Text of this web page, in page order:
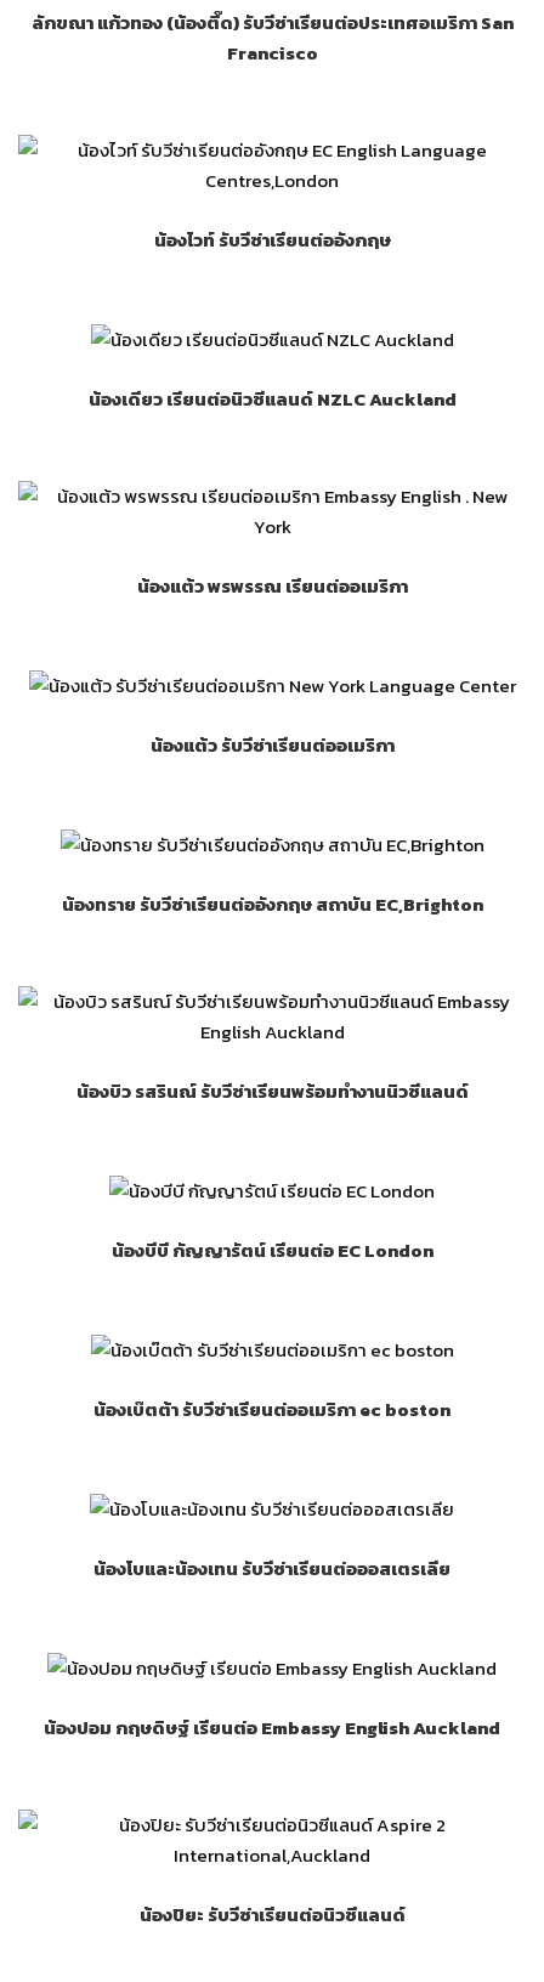
ลักขณา แก้วทอง (น้องตี๊ด) รับวีซ่าเรียนต่อประเทศอเมริกา San
Francisco
น้องไวท์ รับวีซ่าเรียนต่ออังกฤษ
น้องเดียว เรียนต่อนิวซีแลนด์ NZLC Auckland
น้องแต้ว พรพรรณ เรียนต่ออเมริกา
น้องแต้ว รับวีซ่าเรียนต่ออเมริกา
น้องทราย รับวีซ่าเรียนต่ออังกฤษ สถาบัน EC,Brighton
น้องบิว รสรินณ์ รับวีซ่าเรียนพร้อมทำงานนิวซีแลนด์
น้องบีบี กัญญารัตน์ เรียนต่อ EC London
น้องเบ๊ตต้า รับวีซ่าเรียนต่ออเมริกา ec boston
น้องโบและน้องเทน รับวีซ่าเรียนต่อออสเตรเลีย
น้องปอม กฤษดิษฐ์ เรียนต่อ Embassy English Auckland
น้องปิยะ รับวีซ่าเรียนต่อนิวซีแลนด์